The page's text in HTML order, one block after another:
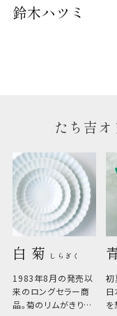
鈴木ハツミ
たち吉
白 菊 しらぎく
1983年8月の発売以
来のロングセラー商
品。菊のリムがきりっ
初
日
を